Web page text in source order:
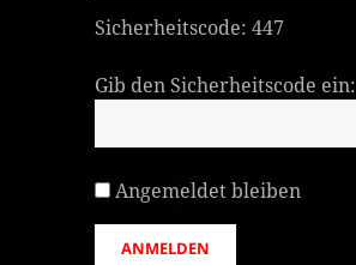
Sicherheitscode: 447
Gib den Sicherheitscode ein:
Angemeldet bleiben
ANMELDEN